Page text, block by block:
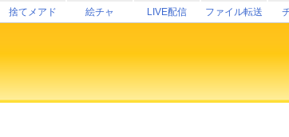
捨てメアド 絵チャ LIVE配信 ファイル転送